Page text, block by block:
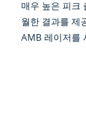
매우 높은 피크
월한 결과를 제
AMB 레이저를